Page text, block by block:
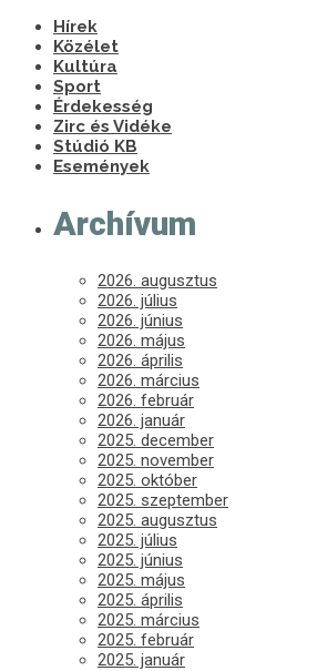
Hírek
Közélet
Kultúra
Sport
Érdekesség
Zirc és Vidéke
Stúdió KB
Események
Archívum
2026. augusztus
2026. július
2026. június
2026. május
2026. április
2026. március
2026. február
2026. január
2025. december
2025. november
2025. október
2025. szeptember
2025. augusztus
2025. július
2025. június
2025. május
2025. április
2025. március
2025. február
2025. január